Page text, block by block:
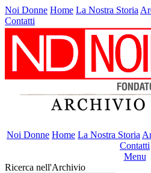
Noi Donne Home La Nostra Storia
Contatti
Noi Donne Home La Nostra Storia
Contatti
Menu
Ricerca nell'Archivio